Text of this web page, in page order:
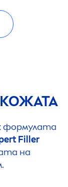
формулата
Filler
на